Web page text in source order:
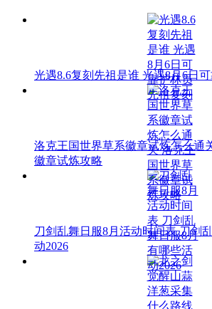
光遇8.6复刻先祖是谁 光遇8月6日
洛克王国世界草系徽章试炼怎么通
徽章试炼攻略
刀剑乱舞日服8月活动时间表 刀剑
动2026